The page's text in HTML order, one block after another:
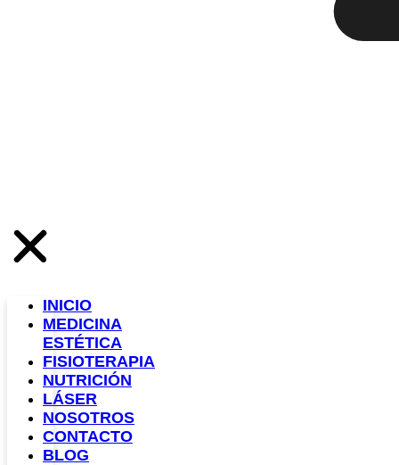
INICIO
MEDICINA
ESTÉTICA
FISIOTERAPIA
NUTRICIÓN
LÁSER
NOSOTROS
CONTACTO
BLOG